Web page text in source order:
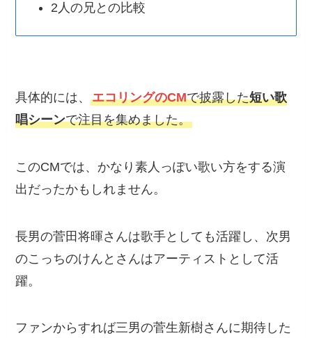
2人の兄との比較
具体的には、エコリングのCMで披露した短い歌
唱シーンで注目を集めました。
このCMでは、かなり素人っぽい歌い方をする演
出だったかもしれません。
長男の菅田将暉さんは歌手としても活躍し、次男
のこっちのけんとさんはアーティストとして活
躍。
ファンからすれば三男の菅生新樹さんに期待した